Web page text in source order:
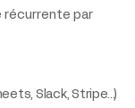
récurrente par
Slack, Stripe…)